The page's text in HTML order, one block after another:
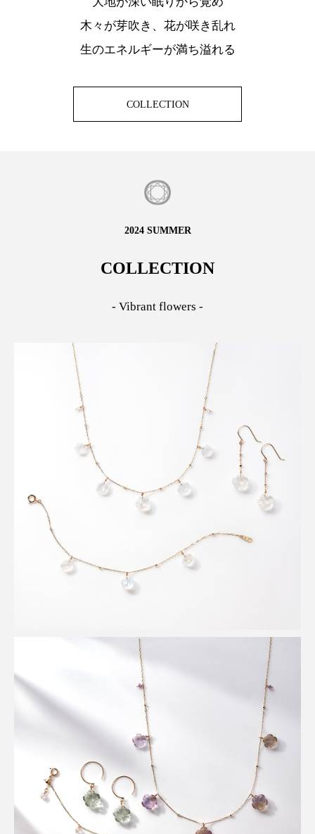
木々が芽吹き、花が咲き乱れ
生のエネルギーが満ち溢れる
COLLECTION
2024 SUMMER
COLLECTION
- Vibrant flowers -